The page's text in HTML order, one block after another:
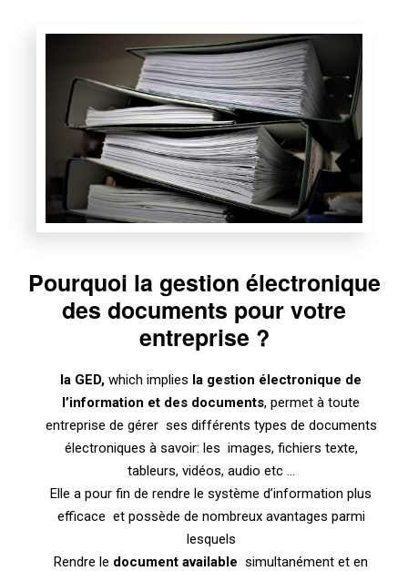
Pourquoi la gestion électronique
des documents pour votre
entreprise ?
la GED, which implies la gestion électronique de
l’information et des documents, permet à toute
entreprise de gérer ses différents types de documents
électroniques à savoir: les images, fichiers texte,
tableurs, vidéos, audio etc …
Elle a pour fin de rendre le système d’information plus
efficace et possède de nombreux avantages parmi
lesquels
Rendre le document available simultanément et en